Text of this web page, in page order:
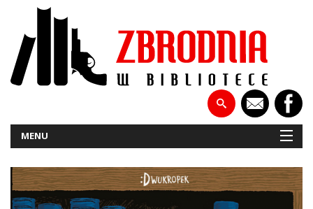
MENU
NOWOŚCI